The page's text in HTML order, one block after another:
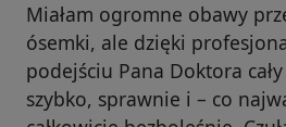
Miałam ogromne obawy
ósemki, ale dzięki
podejściu Pana Doktora
szybko, sprawnie i – co